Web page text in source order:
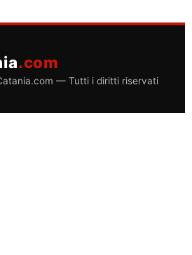
.com
— Tutti i diritti riservati